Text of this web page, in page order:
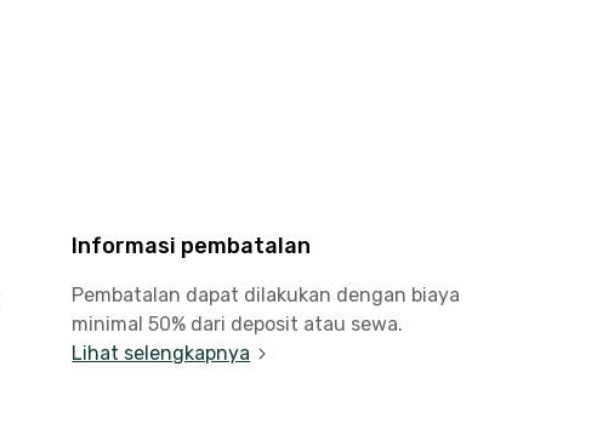
Informasi pembatalan
Pembatalan dapat dilakukan dengan biaya
minimal 50% dari deposit atau sewa.
Lihat selengkapnya